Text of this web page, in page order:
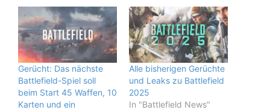
Gerücht: Das nächste
Battlefield-Spiel soll
beim Start 45 Waffen, 10
Karten und ein
Alle bisherigen Gerüchte
und Leaks zu Battlefield
2025
In "Battlefield News"